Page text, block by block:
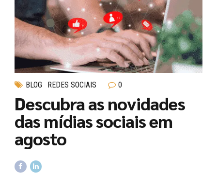
BLOG REDES SOCIAIS 0
Descubra as novidades
das mídias sociais em
agosto